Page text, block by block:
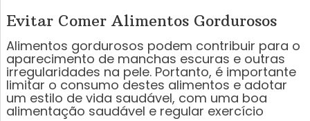
Evitar Comer Alimentos Gordurosos
Alimentos gordurosos podem contribuir para o
aparecimento de manchas escuras e outras
irregularidades na pele. Portanto, é importante
limitar o consumo destes alimentos e adotar
um estilo de vida saudável, com uma boa
alimentação saudável e regular exercício